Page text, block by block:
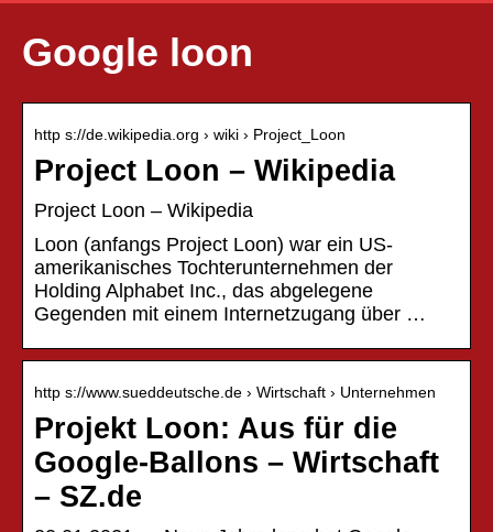
Google loon
http s://de.wikipedia.org › wiki › Project_Loon
Project Loon – Wikipedia
Project Loon – Wikipedia
Loon (anfangs Project Loon) war ein US-
amerikanisches Tochterunternehmen der
Holding Alphabet Inc., das abgelegene
Gegenden mit einem Internetzugang über …
http s://www.sueddeutsche.de › Wirtschaft › Unternehmen
Projekt Loon: Aus für die
Google-Ballons – Wirtschaft
– SZ.de